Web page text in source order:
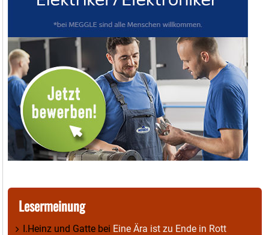
Lesermeinung
I.Heinz und Gatte bei Eine Ära ist zu Ende in Rott